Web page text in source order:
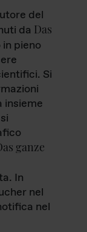
del
da Das
pieno
Si
insieme
ganze
In
nel
nel